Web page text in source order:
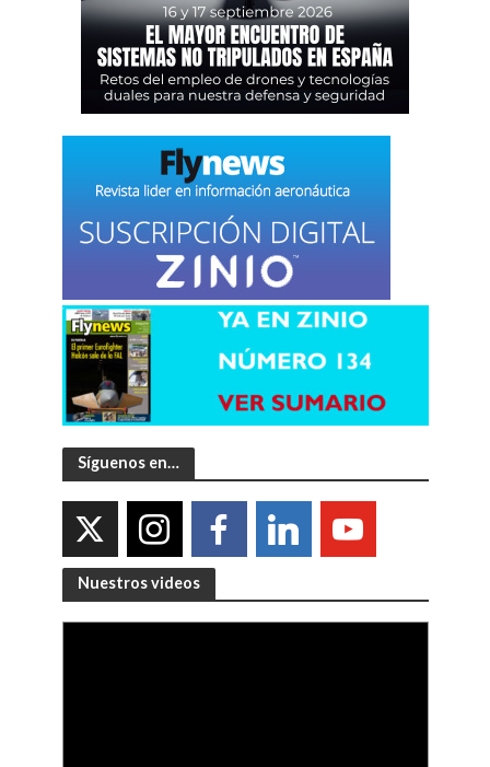
Síguenos en…
Nuestros videos